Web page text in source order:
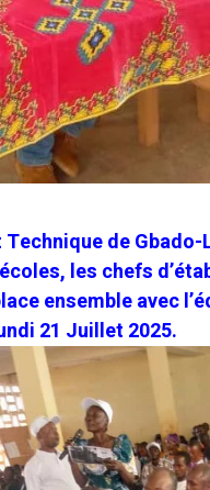
Technique de
les chefs
ensemble avec
21 Juillet 2025.